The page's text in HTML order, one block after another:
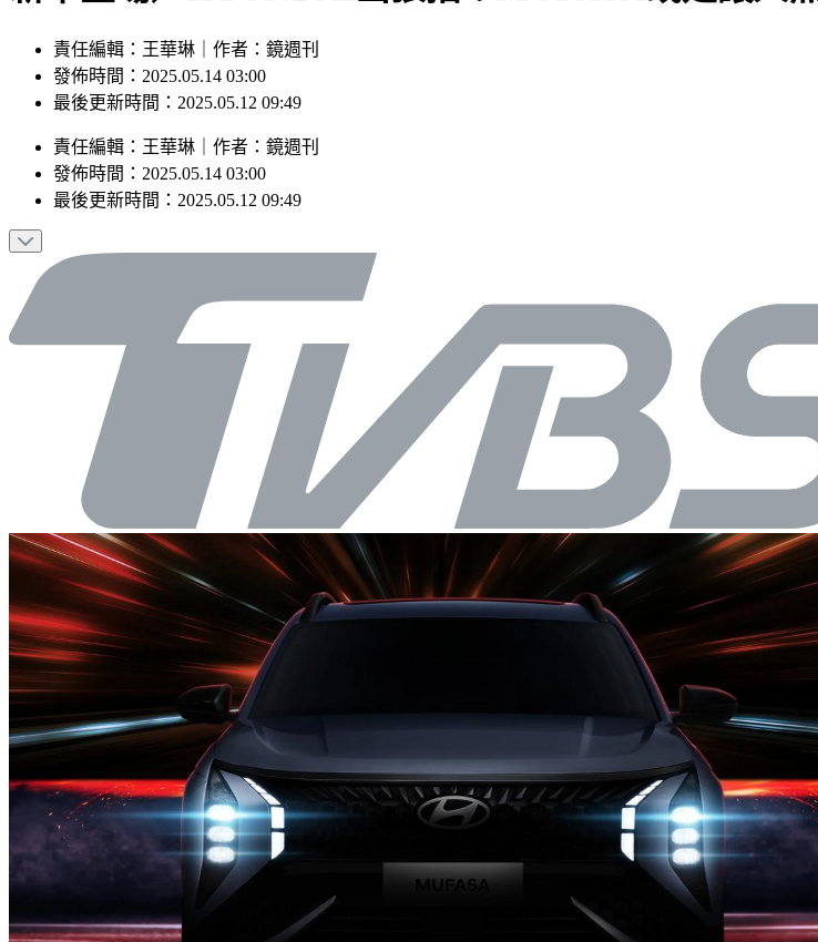
責任編輯：王華琳｜作者：鏡週刊
發佈時間：2025.05.14 03:00
最後更新時間：2025.05.12 09:49
責任編輯 ： 王華琳 作者 ： 鏡週刊
發佈時間： 2025.05.14 03:00
最後更新時間： 2025.05.12 09:49